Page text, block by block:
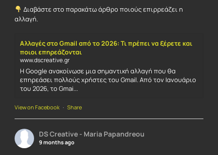
Διαβάστε στο παρακάτω άρθρο ποιούς επιρρεάζει η
αλλαγή.
Αλλαγές στο Gmail από το 2026: Τι πρέπει να ξέρετε και
ποιοι επηρεάζονται
www.dscreative.gr
Η Google ανακοίνωσε μια σημαντική αλλαγή που θα
επηρεάσει πολλούς χρήστες του Gmail. Από τον Ιανουάριο
του 2026, το Gmai...
View on Facebook · Share
DS Creative - Maria Papandreou
9 months ago